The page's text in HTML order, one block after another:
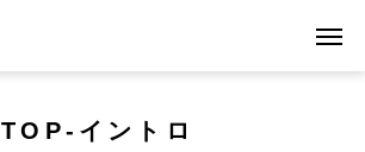
TOP‐イントロ